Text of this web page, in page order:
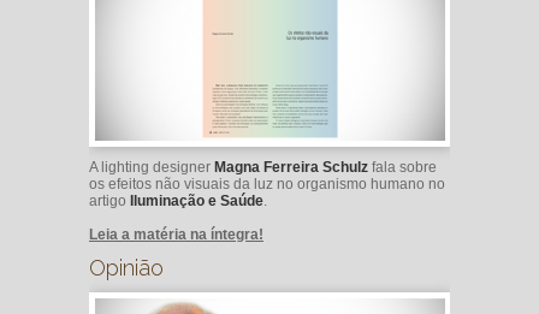
A lighting designer Magna Ferreira Schulz fala sobre
os efeitos não visuais da luz no organismo humano no
artigo Iluminação e Saúde
Leia a matéria na íntegra!
Opinião